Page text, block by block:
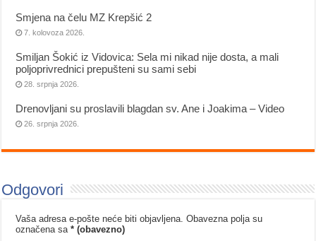
Smjena na čelu MZ Krepšić 2
7. kolovoza 2026.
Smiljan Šokić iz Vidovica: Sela mi nikad nije dosta, a mali
poljoprivrednici prepušteni su sami sebi
28. srpnja 2026.
Drenovljani su proslavili blagdan sv. Ane i Joakima – Video
26. srpnja 2026.
Odgovori
Vaša adresa e-pošte neće biti objavljena. Obavezna polja su
označena sa* (obavezno)